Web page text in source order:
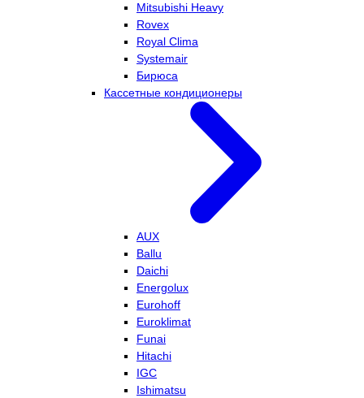
Mitsubishi Heavy
Rovex
Royal Clima
Systemair
Бирюса
Кассетные кондиционеры
AUX
Ballu
Daichi
Energolux
Eurohoff
Euroklimat
Funai
Hitachi
IGC
Ishimatsu